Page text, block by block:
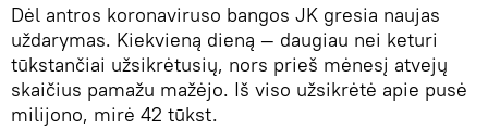
Dėl antros koronaviruso bangos JK gresia naujas
uždarymas. Kiekvieną dieną — daugiau nei keturi
tūkstančiai užsikrėtusių, nors prieš mėnesį atvejų
skaičius pamažu mažėjo. Iš viso užsikrėtė apie pusė
milijono, mirė 42 tūkst.